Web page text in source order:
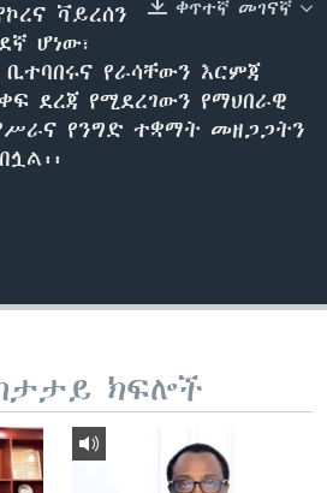
ቀጥተኛ መገናኛ
ቫይረሰን
ሆነው፣
የራሳቸውን እርምጃ
ደረጃ የሚደረገውን የማህበራዊ
የንግድ ተቋማት መዘጋጋትን
ክፍሎች